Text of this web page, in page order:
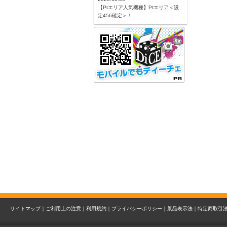
【Ptエリア人気機種】Ptエリア＜設
定456確定＞！
サイトマップ｜ ご利用上の注意｜ 利用規約｜ プライバシーポリシー｜ 景品表示法｜ 特定商取引